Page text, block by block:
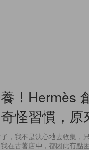
！Hermès
奇怪習慣，
，我不是決心地去收集，
在古著店中，都因此有點